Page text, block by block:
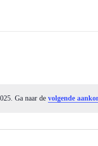
Notice
Ga naar de volgende